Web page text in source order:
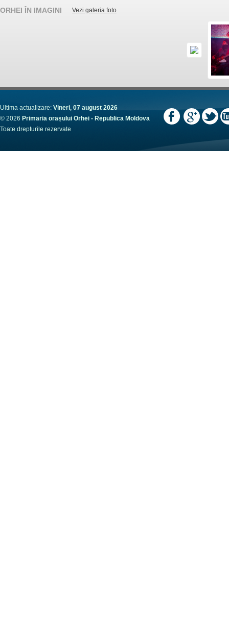
ORHEI ÎN IMAGINI Vezi galeria foto
Ultima actualizare: Vineri, 07 august 2026
© 2026 Primaria orașului Orhei - Republica Moldova
Toate drepturile rezervate